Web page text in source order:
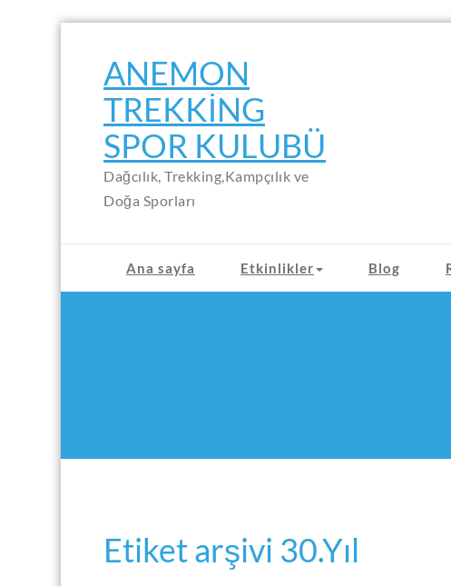
contentANEMON
TREKKING
SPOR KULUBÜ
Dağcılık, Trekking,Kampçılık ve
Doğa Sporları
Ana sayfa Etkinlikler Blog
Etiket arşivi 30.Yıl